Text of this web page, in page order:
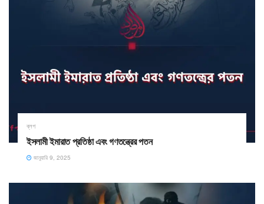
ব্লগ
ইসলামী ইমারাত প্রতিষ্ঠা এবং গণতন্ত্রের পতন
জানুয়ারি 9, 2025